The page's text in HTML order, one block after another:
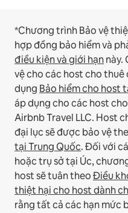
*Chương trình Bảo vệ
hợp đồng bảo hiểm và
điều kiện và giới hạnnày.
vệ cho các host cho thuê
dụng Bảo hiểm cho host
áp dụng cho các host
Airbnb Travel LLC. Host
đại lục sẽ được bảo vệ
tại Trung Quốc.Đối với
hoặc trụ sở tại Úc,
host sẽ tuân theoĐiều
thiệt hại cho host dành
rằng tất cả các hạn mức